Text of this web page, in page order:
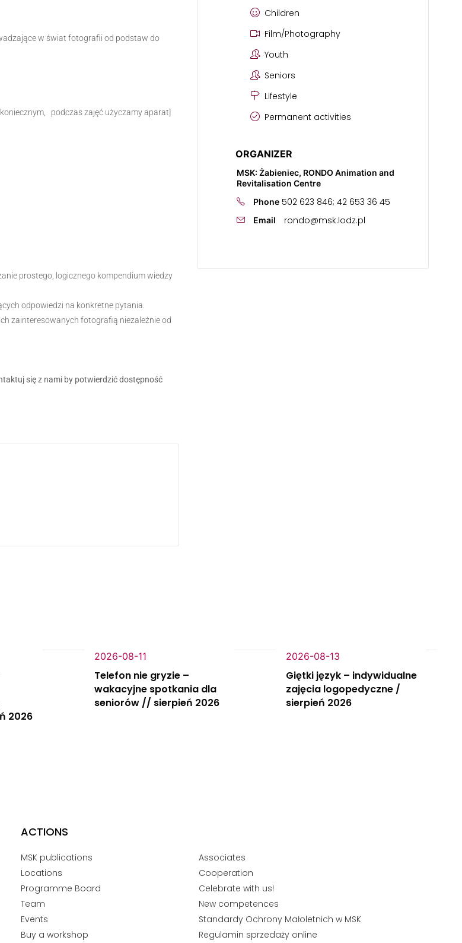
w świat fotografii od podstaw do
podczas zajęć użyczamy aparat]
prostego, logicznego kompendium wiedzy
odpowiedzi na konkretne pytania.
zainteresowanych fotografią niezależnie od
się z nami by potwierdzić dostępność
Children
Film/Photography
Youth
Seniors
Lifestyle
Permanent activities
ORGANIZER
MSK: Żabieniec, RONDO Animation and
Revitalisation Centre
Phone 502 623 846; 42 653 36 45
Email rondo@msk.lodz.pl
2026
2026-08-11
Telefon nie gryzie –
wakacyjne spotkania dla
seniorów // sierpień 2026
2026-08-13
Giętki język – indywidualne
zajęcia logopedyczne /
sierpień 2026
ACTIONS
MSK publications
Locations
Programme Board
Team
Events
Buy a workshop
Associates
Cooperation
Celebrate with us!
New competences
Standardy Ochrony Małoletnich w MSK
Regulamin sprzedaży online